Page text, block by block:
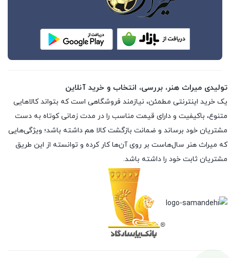
تولیدی میراث هنر، بررسی، انتخاب و خرید آنلاین
یک خرید اینترنتی مطمئن، نیازمند فروشگاهی است که بتواند کالاهایی
متنوع، باکیفیت و دارای قیمت مناسب را در مدت زمانی کوتاه به دست
مشتریان خود برساند و ضمانت بازگشت کالا هم داشته باشد؛ ویژگی‌هایی
که میراث هنر سال‌هاست بر روی آن‌ها کار کرده و توانسته از این طریق
مشتریان ثابت خود را داشته باشد.